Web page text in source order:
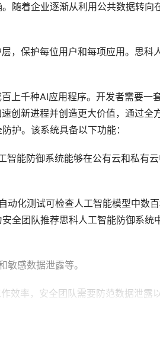
随着企业逐渐从利用公共数据转向
，保护每位用户和每项应用。思科
上千种AI应用程序。开发者需要一
创新进程并创造更大价值，通过全
护。该系统具备以下功能：
智能防御系统能够在公有云和私有
动化测试可检查人工智能模型中数
全团队推荐思科人工智能防御系统
感数据泄露等。
效率，安全团队需要防范数据泄露